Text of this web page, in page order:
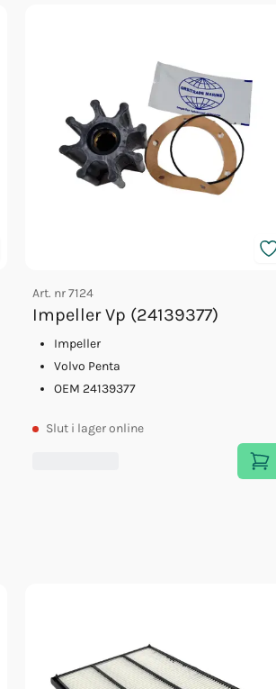
Art. nr7124
Impeller Vp (24139377)
Impeller
Volvo Penta
OEM 24139377
Slut i lager online